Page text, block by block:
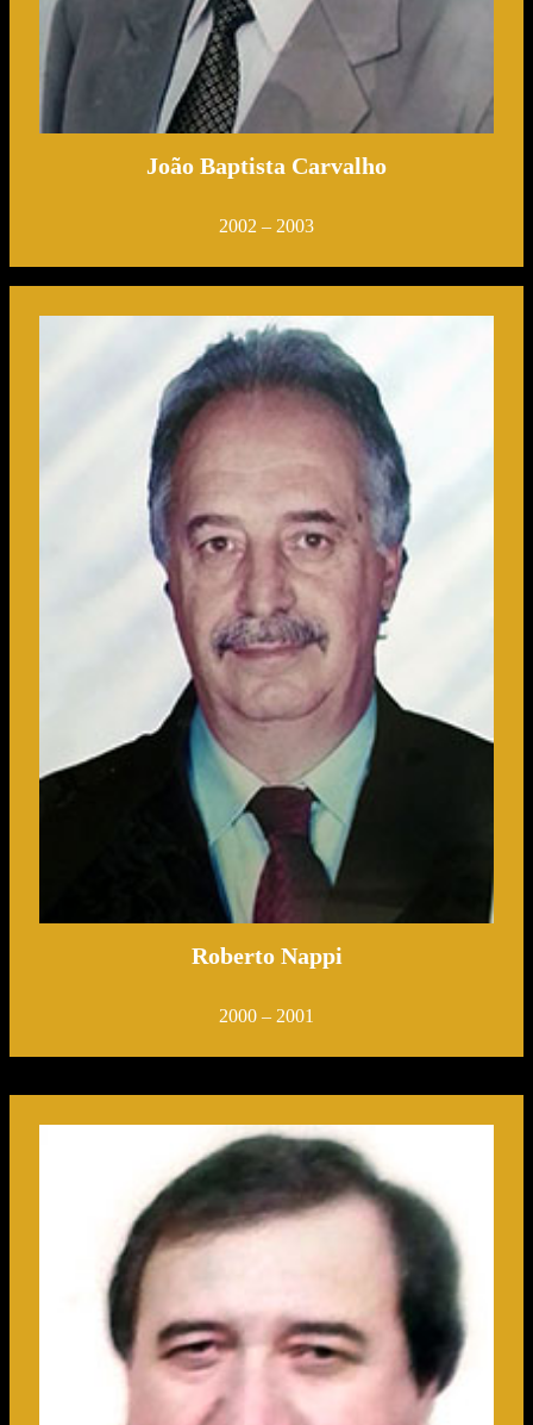
João Baptista Carvalho
2002 – 2003
Roberto Nappi
2000 – 2001